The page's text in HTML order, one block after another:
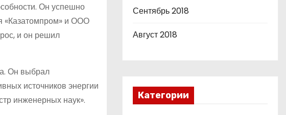
Он успешно
«Казатомпром» и ООО
и он решил
Он выбрал
источников энергии
инженерных наук».
Сентябрь 2018
Август 2018
Категории